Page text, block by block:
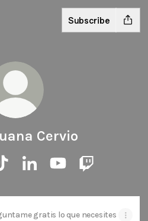
Subscribe
Cervio
gratis lo que necesites